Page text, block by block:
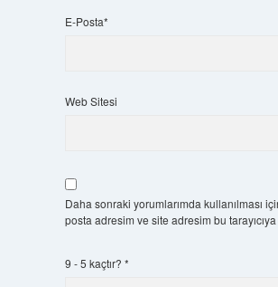
E-Posta*
Web Sitesi
Daha sonraki yorumlarımda kullanılması
posta adresim ve site adresim bu
9 - 5 kaçtır? *